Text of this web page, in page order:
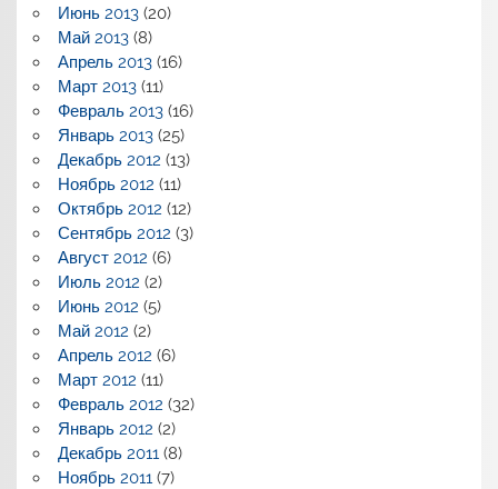
Июнь 2013(20)
Май 2013(8)
Апрель 2013(16)
Март 2013(11)
Февраль 2013(16)
Январь 2013(25)
Декабрь 2012 (13)
Ноябрь 2012 (11)
Октябрь 2012 (12)
Сентябрь 2012 (3)
Август 2012 (6)
Июль 2012 (2)
Июнь 2012 (5)
Май 2012 (2)
Апрель 2012 (6)
Март 2012 (11)
Февраль 2012 (32)
Январь 2012 (2)
Декабрь 2011(8)
Ноябрь 2011(7)